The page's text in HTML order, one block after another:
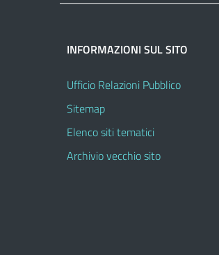
INFORMAZIONI SUL SITO
Ufficio Relazioni Pubblico
Sitemap
Elenco siti tematici
Archivio vecchio sito